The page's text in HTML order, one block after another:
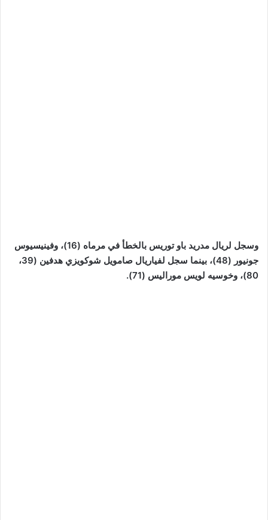
وسجل لريال مدريد باو توريس بالخطأ في مرماه (16)، وفينيسيوس
جونيور (48)، بينما سجل لفياريال صامويل شوكويزي هدفين (39،
80)، وخوسيه لويس موراليس (71).